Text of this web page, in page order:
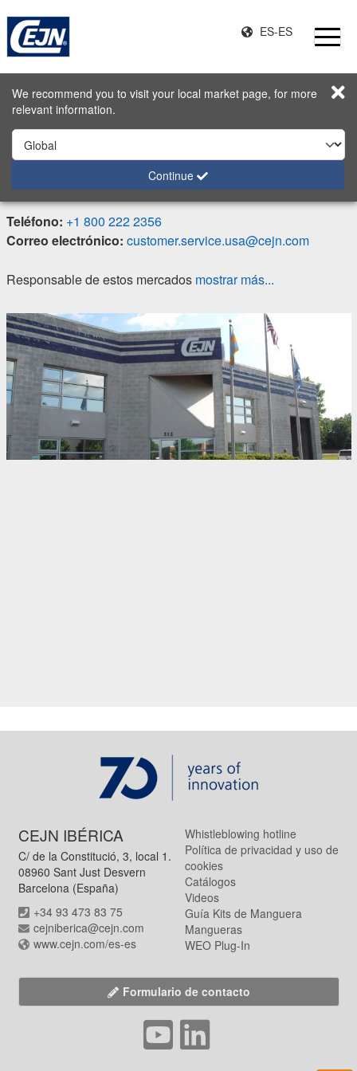
We recommend you to visit your local market page, for more
relevant information.
Continue
ES-ES
Página de inicio Contacto CEJN Industrial Corporation
CEJN Industrial Corporation
212 Ambrogio Drive 60031 Gurnee USA
Teléfono: +1 800 222 2356
Correo electrónico: customer.service.usa@cejn.com
Responsable de estos mercados mostrar más...
CEJN IBÉRICA
C/ de la Constitució, 3, local 1.
08960 Sant Just Desvern
Barcelona (España)
+34 93 473 83 75
cejniberica@cejn.com
www.cejn.com/es-es
Whistleblowing hotline
Política de privacidad y uso de
cookies
Catálogos
Videos
Guía Kits de Manguera
Mangueras
WEO Plug-In
Formulario de contacto